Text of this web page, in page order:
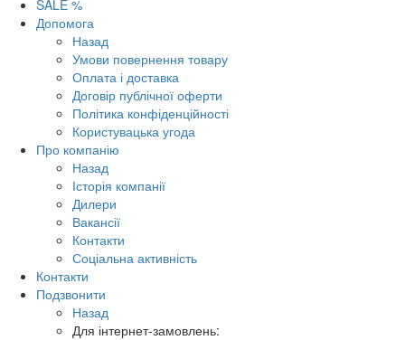
SALE %
Допомога
Назад
Умови повернення товару
Оплата і доставка
Договір публічної оферти
Політика конфіденційності
Користувацька угода
Про компанію
Назад
Історія компанії
Дилери
Вакансії
Контакти
Соціальна активність
Контакти
Подзвонити
Назад
Для інтернет-замовлень: